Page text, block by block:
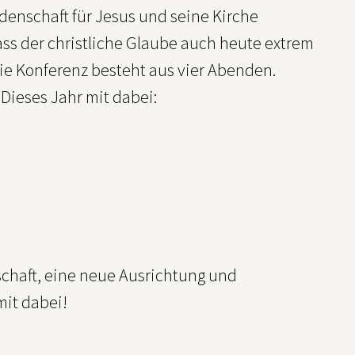
für Jesus und seine Kirche
der christliche Glaube auch heute extrem
Konferenz besteht aus vier Abenden.
Jahr mit dabei:
eine neue Ausrichtung und
dabei!